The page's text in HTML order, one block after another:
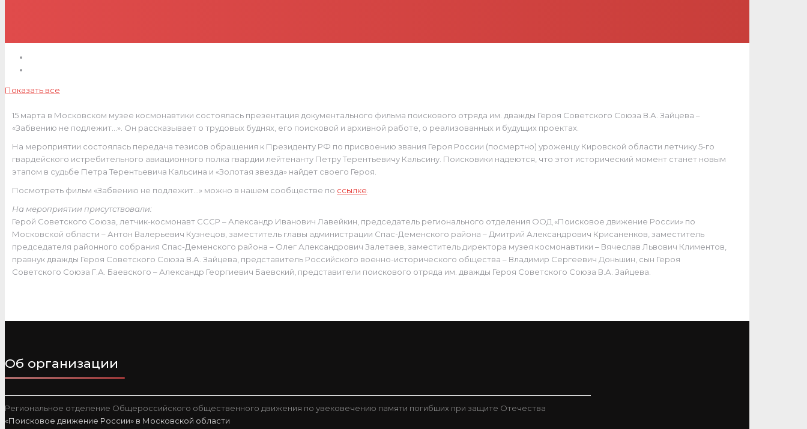
Показать все
15 марта в Московском музее космонавтики состоялась презентация документального фильма поискового отряда им. дважды Героя Советского Союза В.А. Зайцева –
«Забвению не подлежит…». Он рассказывает о трудовых буднях, его поисковой и архивной работе, о реализованных и будущих проектах.
На мероприятии состоялась передача тезисов обращения к Президенту РФ по присвоению звания Героя России (посмертно) уроженцу Кировской области летчику 5-го
гвардейского истребительного авиационного полка гвардии лейтенанту Петру Терентьевичу Кальсину. Поисковики надеются, что этот исторический момент станет новым
этапом в судьбе Петра Терентьевича Кальсина и «Золотая звезда» найдет своего Героя.
Посмотреть фильм «Забвению не подлежит…» можно в нашем сообществе по ссылке
На мероприятии присутствовали:
Герой Советского Союза, летчик-космонавт СССР – Александр Иванович Лавейкин, председатель регионального отделения ООД «Поисковое движение России» по
Московской области – Антон Валерьевич Кузнецов, заместитель главы администрации Спас-Деменского района – Дмитрий Александрович Крисаненков, заместитель
председателя районного собрания Спас-Деменского района – Олег Александрович Залетаев, заместитель директора музея космонавтики – Вячеслав Львович Климентов,
правнук дважды Героя Советского Союза В.А. Зайцева, представитель Российского военно-исторического общества – Владимир Сергеевич Доньшин, сын Героя
Советского Союза Г.А. Баевского – Александр Георгиевич Баевский, представители поискового отряда им. дважды Героя Советского Союза В.А. Зайцева.
Об организации
Региональное отделение Общероссийского общественного движения по увековечению памяти погибших при защите Отечества
«Поисковое движение России» в Московской области